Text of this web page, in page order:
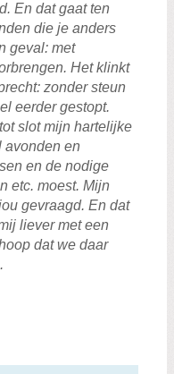
En dat gaat ten
die je anders
geval: met
Het klinkt
zonder steun
eerder gestopt.
slot mijn hartelijke
avonden en
en de nodige
etc. moest. Mijn
gevraagd. En dat
liever met een
dat we daar